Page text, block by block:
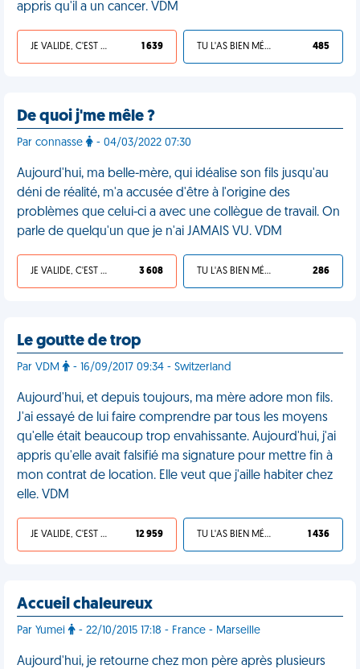
appris qu'il a un cancer. VDM
JE VALIDE, C'EST UNE VDM 1 639 TU L'AS BIEN MÉRITÉ 485
De quoi j'me mêle ?
Par connasse - 04/03/2022 07:30
Aujourd'hui, ma belle-mère, qui idéalise son fils jusqu'au
déni de réalité, m'a accusée d'être à l'origine des
problèmes que celui-ci a avec une collègue de travail. On
parle de quelqu'un que je n'ai JAMAIS VU. VDM
JE VALIDE, C'EST UNE VDM 3 608 TU L'AS BIEN MÉRITÉ 286
Le goutte de trop
Par VDM - 16/09/2017 09:34 - Switzerland
Aujourd'hui, et depuis toujours, ma mère adore mon fils.
J'ai essayé de lui faire comprendre par tous les moyens
qu'elle était beaucoup trop envahissante. Aujourd'hui, j'ai
appris qu'elle avait falsifié ma signature pour mettre fin à
mon contrat de location. Elle veut que j'aille habiter chez
elle. VDM
JE VALIDE, C'EST UNE VDM 12 959 TU L'AS BIEN MÉRITÉ 1 436
Accueil chaleureux
Par Yumei - 22/10/2015 17:18 - France - Marseille
Aujourd'hui, je retourne chez mon père après plusieurs